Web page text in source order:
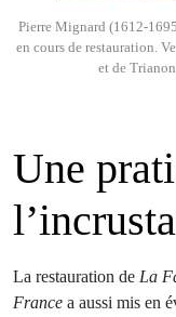
Pierre Mignard (1612-
en cours de restauration.
et de
Une
La restauration de La
France a aussi mis en